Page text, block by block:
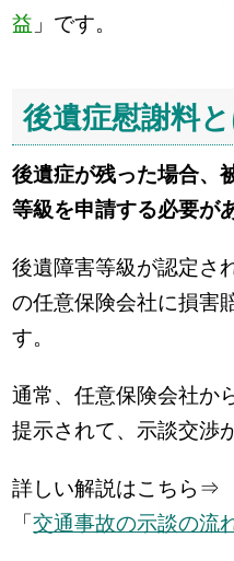
益 」です。
後遺症慰謝料と
後遺症が残った場合、
等級を申請する必要が
後遺障害等級が認定さ
の任意保険会社に損害
す。
通常、任意保険会社か
提示されて、示談交渉
詳しい解説はこちら⇒
「交通事故の示談の流